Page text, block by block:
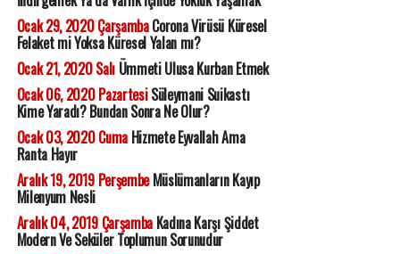
Ocak 29, 2020 ÇarşambaCorona Virüsü Küresel
Felaket mi Yoksa Küresel Yalan mı?
Ocak 21, 2020 SalıÜmmeti Ulusa Kurban Etmek
Ocak 06, 2020 PazartesiSüleymani Suikastı
Kime Yaradı? Bundan Sonra Ne Olur?
Ocak 03, 2020 CumaHizmete Eyvallah Ama
Ranta Hayır
Aralık 19, 2019 PerşembeMüslümanların Kayıp
Milenyum Nesli
Aralık 04, 2019 ÇarşambaKadına Karşı Şiddet
Modern Ve Seküler Toplumun Sorunudur